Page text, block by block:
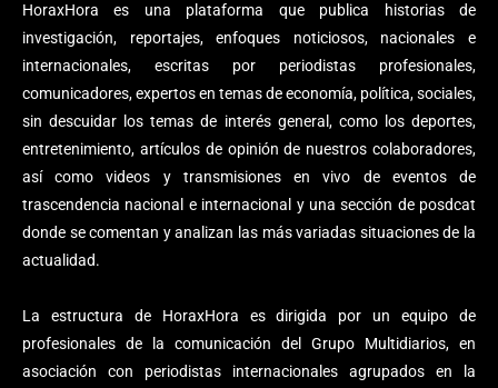
HoraxHora es una plataforma que publica historias de
investigación, reportajes, enfoques noticiosos, nacionales e
internacionales, escritas por periodistas profesionales,
comunicadores, expertos en temas de economía, política, sociales,
sin descuidar los temas de interés general, como los deportes,
entretenimiento, artículos de opinión de nuestros colaboradores,
así como videos y transmisiones en vivo de eventos de
trascendencia nacional e internacional y una sección de posdcat
donde se comentan y analizan las más variadas situaciones de la
actualidad.
La estructura de HoraxHora es dirigida por un equipo de
profesionales de la comunicación del Grupo Multidiarios, en
asociación con periodistas internacionales agrupados en la